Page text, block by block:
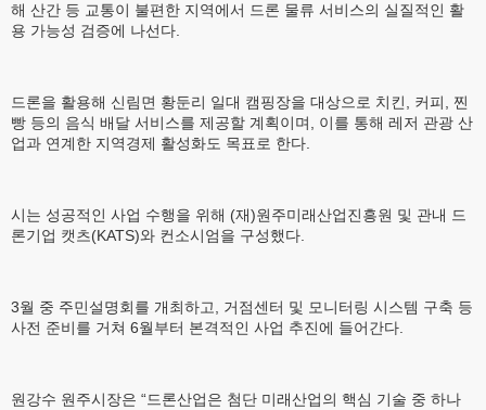
해 산간 등 교통이 불편한 지역에서 드론 물류 서비스의 실질적인 활
용 가능성 검증에 나선다.
드론을 활용해 신림면 황둔리 일대 캠핑장을 대상으로 치킨, 커피, 찐
빵 등의 음식 배달 서비스를 제공할 계획이며, 이를 통해 레저 관광 산
업과 연계한 지역경제 활성화도 목표로 한다.
시는 성공적인 사업 수행을 위해 (재)원주미래산업진흥원 및 관내 드
론기업 캣츠(KATS)와 컨소시엄을 구성했다.
3월 중 주민설명회를 개최하고, 거점센터 및 모니터링 시스템 구축 등
사전 준비를 거쳐 6월부터 본격적인 사업 추진에 들어간다.
원강수 원주시장은 “드론산업은 첨단 미래산업의 핵심 기술 중 하나